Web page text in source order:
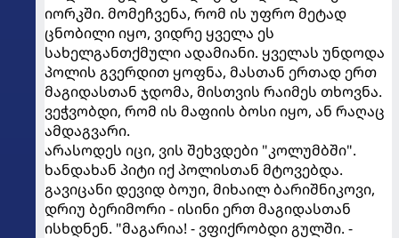
იორკში. მომეჩვენა, რომ ის უფრო მეტად
ცნობილი იყო, ვიდრე ყველა ეს
სახელგანთქმული ადამიანი. ყველას უნდოდა
პოლის გვერდით ყოფნა, მასთან ერთად ერთ
მაგიდასთან ჯდომა, მისთვის რაიმეს თხოვნა.
ვეჭვობდი, რომ ის მაფიის ბოსი იყო, ან რაღაც
ამდაგვარი.
არასოდეს იცი, ვის შეხვდები "კოლუმბში".
ხანდახან პიტი იქ პოლისთან მტოვებდა.
გავიცანი დევიდ ბოუი, მიხაილ ბარიშნიკოვი,
დრიუ ბერიმორი - ისინი ერთ მაგიდასთან
ისხდნენ. "მაგარია! - ვფიქრობდი გულში. -